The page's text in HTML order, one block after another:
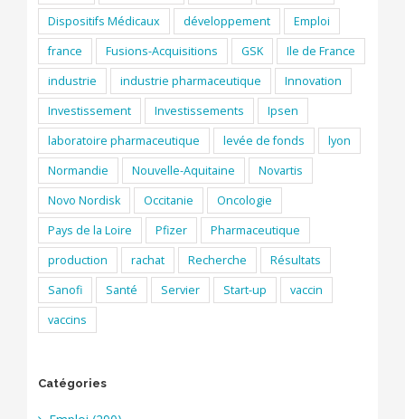
Dispositifs Médicaux
développement
Emploi
france
Fusions-Acquisitions GSK
Ile de France
industrie
industrie pharmaceutique
Innovation
Investissement
Investissements
Ipsen
laboratoire pharmaceutique
levée de fonds
lyon
Normandie
Nouvelle-Aquitaine
Novartis
Novo Nordisk
Occitanie
Oncologie
Pays de la Loire
Pfizer
Pharmaceutique
production
rachat Recherche
Résultats
Sanofi
Santé Servier Start-up
vaccin
vaccins
Catégories